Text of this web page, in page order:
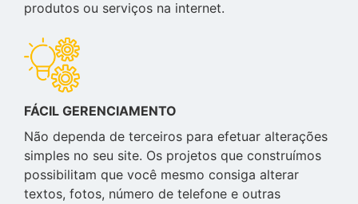
produtos ou serviços na internet.
FÁCIL GERENCIAMENTO
Não dependa de terceiros para efetuar alterações
simples no seu site. Os projetos que construímos
possibilitam que você mesmo consiga alterar
textos, fotos, número de telefone e outras